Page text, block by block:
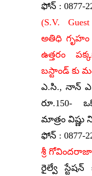
ఫోన్ : 0877-
(S.V.
అతిధి గృహం
ఉత్తరం
బస్టాండ్ కు
ఎ.సి., నాన్
రూ.150-
మాత్రం
ఫోన్ : 0877-
శ్రీ
రైల్వే స్టేషన్